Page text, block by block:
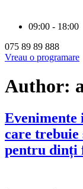
09:00 - 18:00
075 89 89 888
Vreau o programare
Author:
care trebuie
pentru dinți